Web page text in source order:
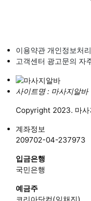
이용약관 개인정보처
고객센터 광고문의 자
사이트명 : 마사지알바
Copyright 2023. 마
계좌정보
209702-04-237973
입금은행
국민은행
예금주